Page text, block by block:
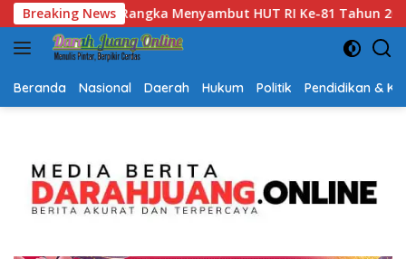
Langsung
ke
konten
Breaking News
2026 Gubernur Kalsel H. Muhidin Apresiasi Polda
Beranda Nasional Daerah Hukum Politik Pendidikan &